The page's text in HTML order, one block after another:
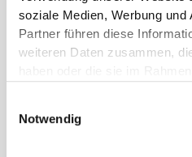
soziale Medien, Werbung
Partner führen diese
weiteren Daten zusammen,
Notwendig
schnell trocknenden 2-
nicht nur dafür gemacht
sondern auch dafür,